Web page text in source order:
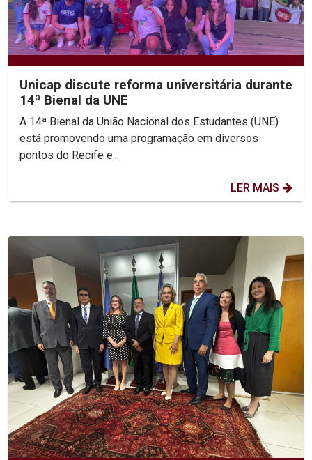
Unicap discute reforma universitária durante
14ª Bienal da UNE
A 14ª Bienal da União Nacional dos Estudantes (UNE)
está promovendo uma programação em diversos
pontos do Recife e...
LER MAIS